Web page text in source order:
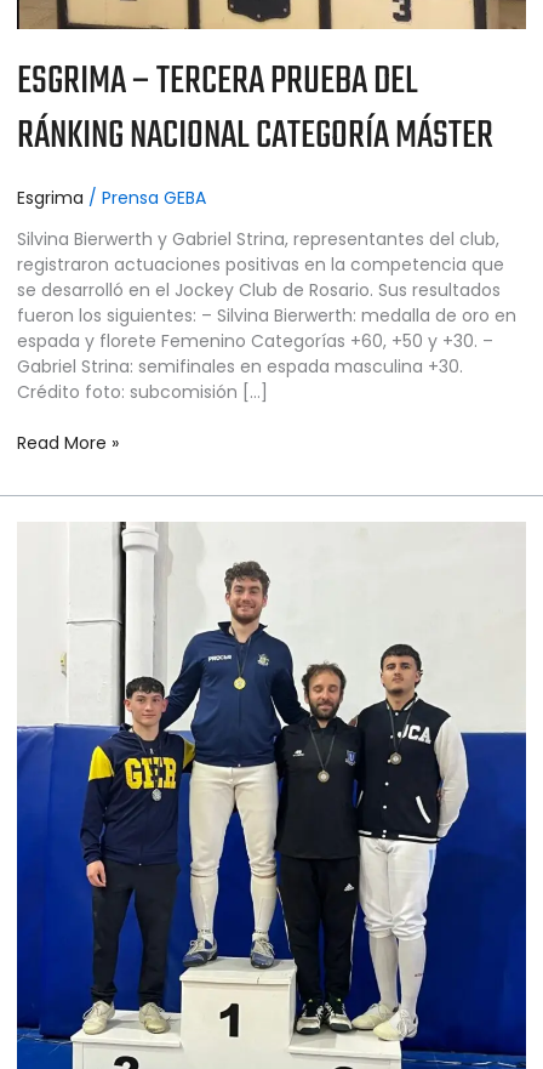
ESGRIMA – TERCERA PRUEBA DEL
RÁNKING NACIONAL CATEGORÍA MÁSTER
Esgrima / Prensa GEBA
Silvina Bierwerth y Gabriel Strina, representantes del club,
registraron actuaciones positivas en la competencia que
se desarrolló en el Jockey Club de Rosario. Sus resultados
fueron los siguientes: – Silvina Bierwerth: medalla de oro en
espada y florete Femenino Categorías +60, +50 y +30. –
Gabriel Strina: semifinales en espada masculina +30.
Crédito foto: subcomisión […]
Read More »
PRUEBA
RANKING
NACIONAL